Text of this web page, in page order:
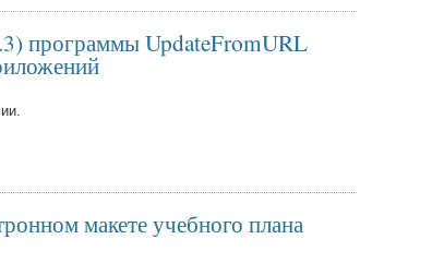
программы UpdateFromURL
макете учебного плана